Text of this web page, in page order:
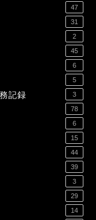
47
31
2
45
6
5
記録 3
78
6
15
44
39
3
29
14